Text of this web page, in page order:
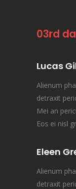
03rd
Lucas
Alienum
detraxit
Mei an
Eos ei nisl
Eleen
Alienum
detraxit